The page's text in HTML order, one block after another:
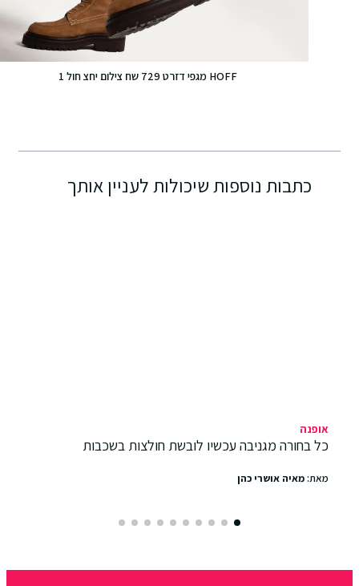
HOFF מגפי דזרט 729 שח צילום יחצ חול 1
כתבות נוספות שיכולות לעניין אותך
אופנה
כל בחורה מגניבה עכשיו לובשת חולצות בשכבות
מאת:מאיה אושרי כהן